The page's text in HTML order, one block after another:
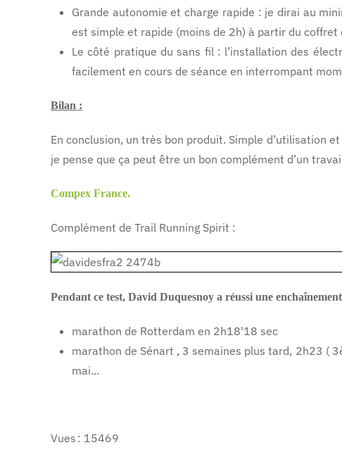
Grande autonomie et charge rapide : je dirai au
est simple et rapide (moins de 2h) à partir du coffret
Le côté pratique du sans fil : l’installation des
facilement en cours de séance en interrompant
Bilan :
En conclusion, un très bon produit. Simple d’utilisation
je pense que ça peut être un bon complément d’un
Compex France.
Complément de Trail Running Spirit :
Pendant ce test, David Duquesnoy a réussi une
marathon de Rotterdam en 2h18'18 sec
marathon de Sénart , 3 semaines plus tard, 2h23 (
mai...
Vues : 15469